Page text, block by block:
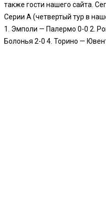
также гости нашего сайта.
Серии А (четвертый тур в
1. Эмполи — Палермо 0-0 2.
Болонья 2-0 4. Торино —